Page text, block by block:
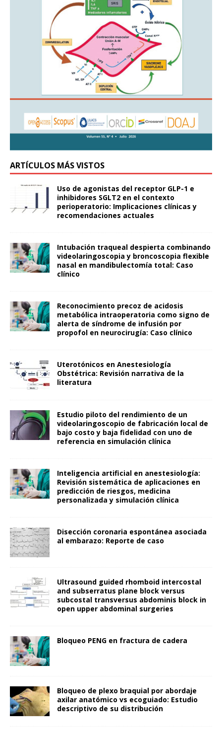
ARTÍCULOS MÁS VISTOS
Uso de agonistas del receptor GLP-1 e
inhibidores SGLT2 en el contexto
perioperatorio: Implicaciones clínicas y
recomendaciones actuales
Intubación traqueal despierta combinando
videolaringoscopia y broncoscopia flexible
nasal en mandibulectomía total: Caso
clínico
Reconocimiento precoz de acidosis
metabólica intraoperatoria como signo de
alerta de síndrome de infusión por
propofol en neurocirugía: Caso clínico
Uterotónicos en Anestesiología
Obstétrica: Revisión narrativa de la
literatura
Estudio piloto del rendimiento de un
videolaringoscopio de fabricación local de
bajo costo y baja fidelidad con uno de
referencia en simulación clínica
Inteligencia artificial en anestesiología:
Revisión sistemática de aplicaciones en
predicción de riesgos, medicina
personalizada y simulación clínica
Disección coronaria espontánea asociada
al embarazo: Reporte de caso
Ultrasound guided rhomboid intercostal
and subserratus plane block versus
subcostal transversus abdominis block in
open upper abdominal surgeries
Bloqueo PENG en fractura de cadera
Bloqueo de plexo braquial por abordaje
axilar anatómico vs ecoguiado: Estudio
descriptivo de su distribución